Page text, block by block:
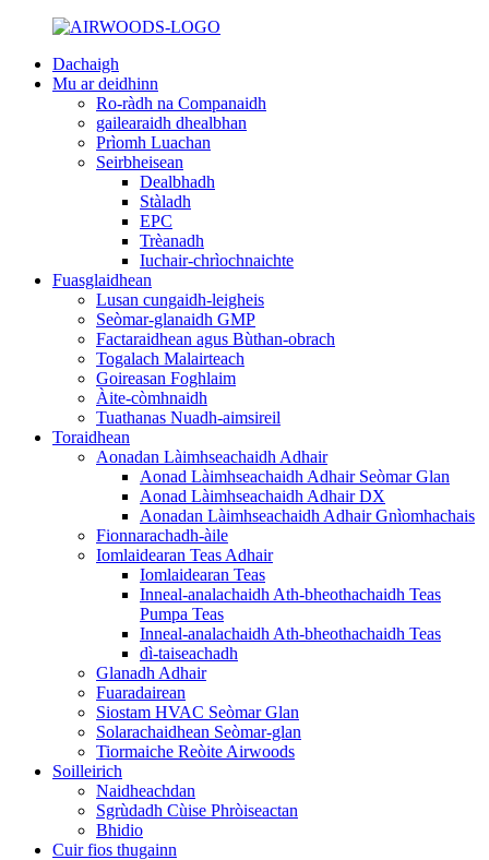
Dachaigh
Mu ar deidhinn
Ro-ràdh na Companaidh
gailearaidh dhealbhan
Prìomh Luachan
Seirbheisean
Dealbhadh
Stàladh
EPC
Trèanadh
Iuchair-chrìochnaichte
Fuasglaidhean
Lusan cungaidh-leigheis
Seòmar-glanaidh GMP
Factaraidhean agus Bùthan-obrach
Togalach Malairteach
Goireasan Foghlaim
Àite-còmhnaidh
Tuathanas Nuadh-aimsireil
Toraidhean
Aonadan Làimhseachaidh Adhair
Aonad Làimhseachaidh Adhair Seòmar Glan
Aonad Làimhseachaidh Adhair DX
Aonadan Làimhseachaidh Adhair Gnìomhachais
Fionnarachadh-àile
Iomlaidearan Teas Adhair
Iomlaidearan Teas
Inneal-analachaidh Ath-bheothachaidh Teas
Pumpa Teas
Inneal-analachaidh Ath-bheothachaidh Teas
dì-taiseachadh
Glanadh Adhair
Fuaradairean
Siostam HVAC Seòmar Glan
Solarachaidhean Seòmar-glan
Tiormaiche Reòite Airwoods
Soilleirich
Naidheachdan
Sgrùdadh Cùise Phròiseactan
Bhidio
Cuir fios thugainn